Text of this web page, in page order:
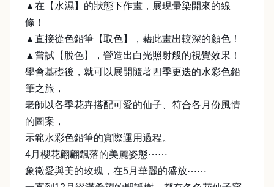
▲在【水濕】的狀態下作畫，展現暈染開來的線
條！
▲直接從色鉛筆【取色】，藉此畫出較深的顏色！
▲嘗試【脫色】，營造出白光照射般的視覺效果！
學會基礎後，就可以展開隨著四季更迭的水彩色鉛
筆之旅，
老師以各季花卉搭配可愛的仙子、符合各月份風情
的圖案，
示範水彩色鉛筆的實際運用過程。
4月櫻花翩翩飄落的美麗姿態⋯⋯
象徵愛與美的玫瑰，在5月華麗的盛放⋯⋯